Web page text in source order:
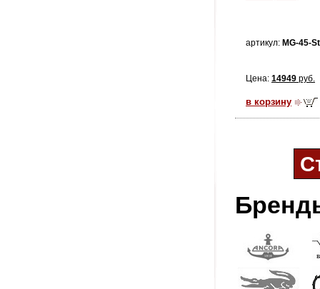
артикул: MG-45-
Цена: 14949 руб.
в корзину